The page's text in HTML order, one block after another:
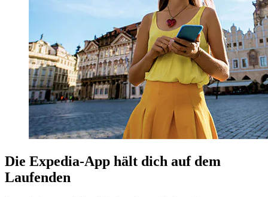
Die Expedia-App hält dich auf dem
Laufenden